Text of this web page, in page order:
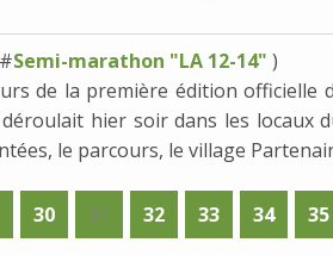
Semi-marathon "LA 12-14" )
de la première édition officielle
hier soir dans les locaux
le parcours, le village
10
20
30 31 32 33 34 35